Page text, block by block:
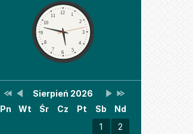
1
2
3
4
5
6
7
8
9
10
11
12
Kalendarz
Lista
wydarzeń
Sierpień 2026 Brak
w
tym
miesiącu.
Przestaw
na
Przestaw
na
Przestaw
na
Wrzesień
2026
Przestaw
na
Sierpień
2027
Pn Wt Śr Cz Pt Sb
Nd
1
2